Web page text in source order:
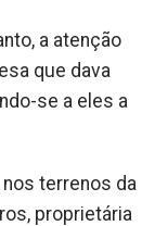
a atenção
que dava
se a eles a
terrenos da
proprietária